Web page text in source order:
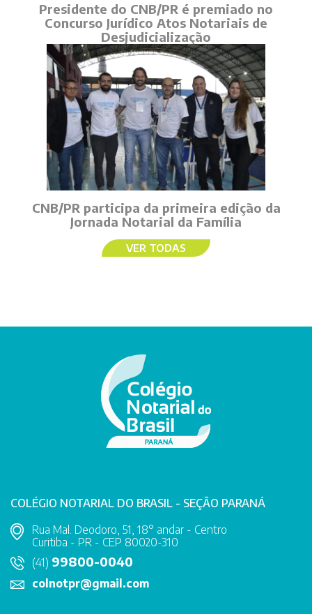
Presidente do CNB/PR é premiado no
Concurso Jurídico Atos Notariais de
Desjudicialização
CNB/PR participa da primeira edição da
Jornada Notarial da Família
VER TODAS
COLÉGIO NOTARIAL DO BRASIL - SEÇÃO PARANÁ
Rua Mal. Deodoro, 51, 18° andar - Centro
Curitiba - PR - CEP 80020-310
(41) 99800-0040
colnotpr@gmail.com